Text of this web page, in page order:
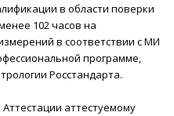
в области поверки
102 часов на
в соответствии с МИ
программе,
Росстандарта.
аттестуемому